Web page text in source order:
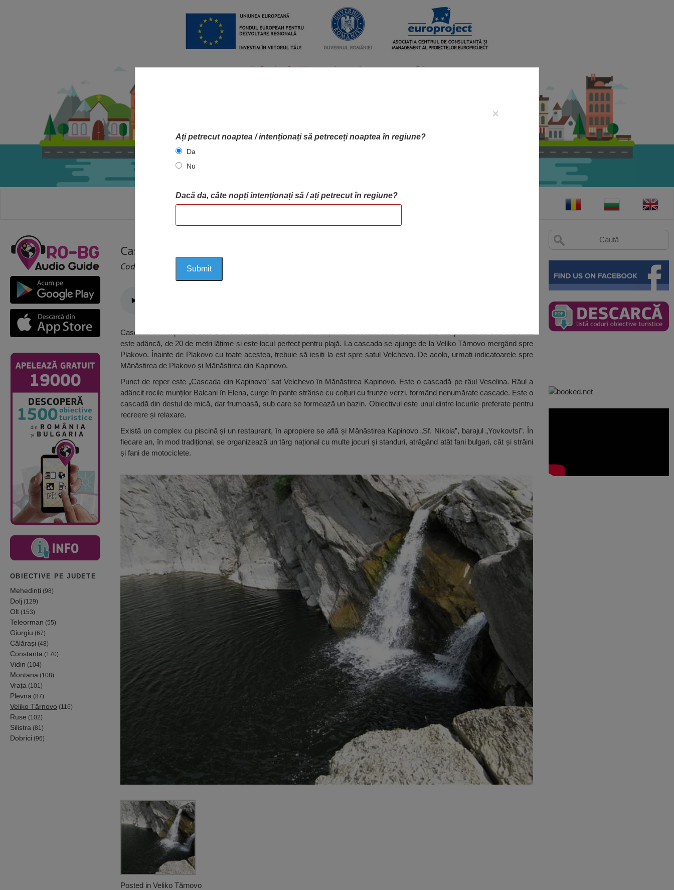
ACASA HARTA OBIECTIVELOR OBIECTIVE
OBIECTIVE PE JUDETE
Mehedinți (98)
Dolj (129)
Olt (153)
Teleorman (55)
Giurgiu (67)
Călărași (48)
Constanța (170)
Vidin (104)
Montana (108)
Vrața (101)
Plevna (87)
Veliko Tărnovo (116)
Ruse (102)
Silistra (81)
Dobrici (96)
Cascada din Kapinovo, Velchevo
Cod 2535
Cascada din Kapinovo este o mică cascadă de 6-7 metri. Înălțimea cascadei este relativ mică, dar piscina de sub cascadă
este adâncă, de 20 de metri lățime și este locul perfect pentru plajă. La cascada se ajunge de la Veliko Tărnovo mergând spre
Plakovo. Înainte de Plakovo cu toate acestea, trebuie să ieșiți la est spre satul Velchevo. De acolo, urmați indicatoarele spre
Mănăstirea de Plakovo și Mănăstirea din Kapinovo.
Punct de reper este „Cascada din Kapinovo” sat Velchevo în Mănăstirea Kapinovo. Este o cascadă pe râul Veselina. Râul a
adâncit rocile munților Balcani în Elena, curge în pante strânse cu colțuri cu frunze verzi, formând nenumărate cascade. Este o
cascadă din destul de mică, dar frumoasă, sub care se formează un bazin. Obiectivul este unul dintre locurile preferate pentru
recreere și relaxare.
Există un complex cu piscină și un restaurant, în apropiere se află și Mănăstirea Kapinovo „Sf. Nikola”, barajul „Yovkovtsi”. În
fiecare an, în mod tradițional, se organizează un târg național cu multe jocuri și standuri, atrăgând atât fani bulgari, cât și străini
și fani de motociclete.
×
Ați petrecut noaptea / intenționați să petreceți noaptea în regiune?
Da
Nu
Dacă da, câte nopți intenționați să / ați petrecut în regiune?
Posted in Veliko Tărnovo